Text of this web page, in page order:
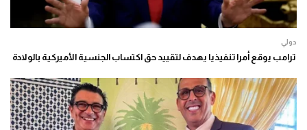
دولي
ترامب يوقع أمرا تنفيذيا يهدف لتقييد حق اكتساب الجنسية الأميركية بالولادة